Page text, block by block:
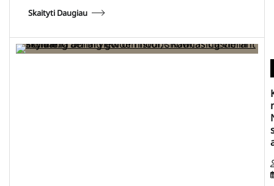
Skaityti Daugiau